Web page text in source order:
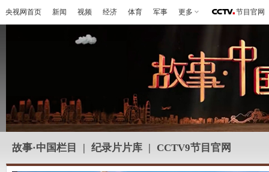
央视网首页 新闻 视频 经济 体育 军事 更多 节目官网
故事·中国栏目 | 纪录片片库 | CCTV9节目官网